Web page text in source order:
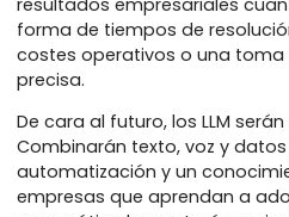
Los LLM están pasando de
experimentales a
fundamentales. Pero el
al último modelo, sino en
inteligente en los flujos de
atención a la seguridad de
inversión y las